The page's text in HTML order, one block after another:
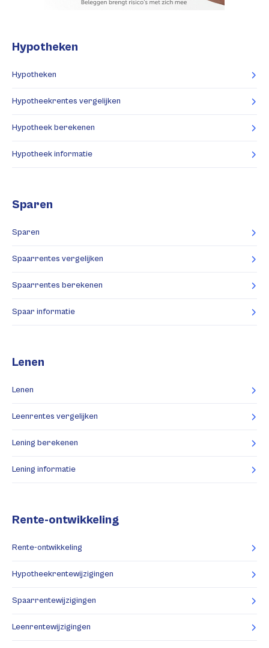
Hypotheken
Hypotheken
Hypotheekrentes vergelijken
Hypotheek berekenen
Hypotheek informatie
Sparen
Sparen
Spaarrentes vergelijken
Spaarrentes berekenen
Spaar informatie
Lenen
Lenen
Leenrentes vergelijken
Lening berekenen
Lening informatie
Rente-ontwikkeling
Rente-ontwikkeling
Hypotheekrentewijzigingen
Spaarrentewijzigingen
Leenrentewijzigingen